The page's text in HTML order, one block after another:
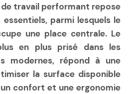
travail performant repose
parmi lesquels le
une place centrale. Le
en plus prisé dans les
modernes, répond à une
la surface disponible
confort et une ergonomie